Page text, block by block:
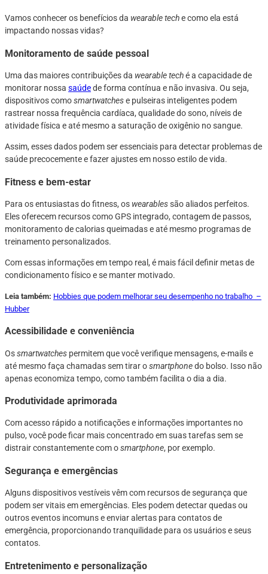
Vamos conhecer os benefícios da wearable teche como ela está
impactando nossas vidas?
Monitoramento de saúde pessoal
Uma das maiores contribuições da wearable teché a capacidade de
monitorar nossa saúdede forma contínua e não invasiva. Ou seja,
dispositivos comosmartwatchese pulseiras inteligentes podem
rastrear nossa frequência cardíaca, qualidade do sono, níveis de
atividade física e até mesmo a saturação de oxigênio no sangue.
Assim, esses dados podem ser essenciais para detectar problemas de
saúde precocemente e fazer ajustes em nosso estilo de vida.
Fitness e bem-estar
Para os entusiastas do fitness, os wearablessão aliados perfeitos.
Eles oferecem recursos como GPS integrado, contagem de passos,
monitoramento de calorias queimadas e até mesmo programas de
treinamento personalizados.
Com essas informações em tempo real, é mais fácil definir metas de
condicionamento físico e se manter motivado.
Leia também: Hobbies que podem melhorar seu desempenho no trabalho –
Hubber
Acessibilidade e conveniência
Ossmartwatches permitem que você verifique mensagens, e-mails e
até mesmo faça chamadas sem tirar osmartphonedo bolso. Isso não
apenas economiza tempo, como também facilita o dia a dia.
Produtividade aprimorada
Com acesso rápido a notificações e informações importantes no
pulso, você pode ficar mais concentrado em suas tarefas sem se
distrair constantemente com osmartphone, por exemplo.
Segurança e emergências
Alguns dispositivos vestíveis vêm com recursos de segurança que
podem ser vitais em emergências. Eles podem detectar quedas ou
outros eventos incomuns e enviar alertas para contatos de
emergência, proporcionando tranquilidade para os usuários e seus
contatos.
Entretenimento e personalização